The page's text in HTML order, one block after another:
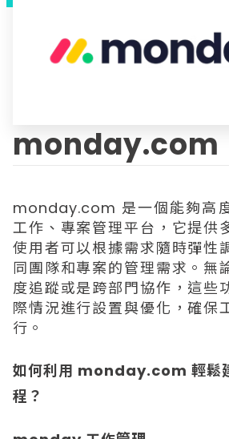
monday.com
monday.com 是一個能夠高
工作、專案管理平台，它提供
使用者可以根據需求隨時彈性
同團隊和專案的管理需求。無
度追蹤或是跨部門協作，這些
際情況進行設置與優化，確保
行。
如何利用 monday.com 輕鬆
程？